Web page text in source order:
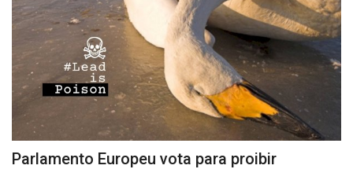
Parlamento Europeu vota para proibir